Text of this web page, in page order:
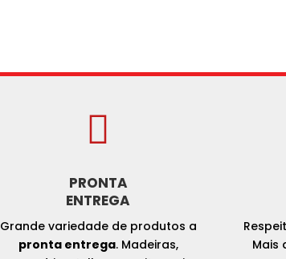

PRONTA
ENTREGA
Grande variedade de produtos a
pronta entrega. Madeiras,
Mais